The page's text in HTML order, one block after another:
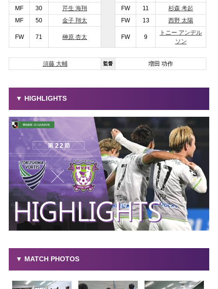
MF
30 芹生 海翔 FW 11
杉森 考起
MF
50 金子 翔太 FW 13 西野 太陽
FW 71 榊原 杏太 FW 9
トニー アンデル
ソン
須藤 大輔 監督 増田 功作
▼ HIGHLIGHTS
▼ MATCH PHOTOS